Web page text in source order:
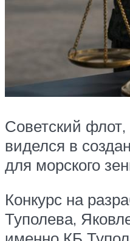
Советский
виделся в
для морского
Конкурс на
Туполева,